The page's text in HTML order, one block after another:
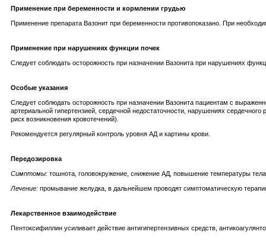
Применение при беременности и кормлении грудью
Применение препарата Вазонит при беременности противопоказано. При
Применение при нарушениях функции почек
Следует соблюдать осторожность при назначении Вазонита при нарушениях
Особые указания
Следует соблюдать осторожность при назначении Вазонита пациентам с
артериальной гипертензией, сердечной недостаточности, нарушениях
риск возникновения кровотечений).
Рекомендуется регулярный контроль уровня АД и картины крови.
Передозировка
Симптомы: тошнота, головокружение, снижение АД, повышение температуры
Лечение: промывание желудка, в дальнейшем проводят симптоматическую
Лекарственное взаимодействие
Пентоксифиллин усиливает действие антигипертензивных средств,